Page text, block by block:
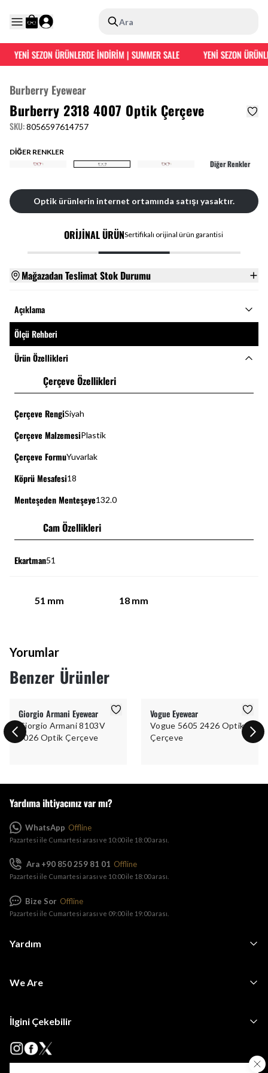
Ara
YENİ SEZON ÜRÜNLERDE İNDİRİM | SUMMER SALE YENİ SEZON
Burberry Eyewear
Burberry 2318 4007 Optik Çerçeve
SKU:8056597614757
DİĞER RENKLER
Diğer Renkler
Optik ürünlerin internet ortamında satışı yasaktır.
ORİJİNAL ÜRÜNSertifikalı orijinal ürün garantisi
Mağazadan Teslimat Stok Durumu
Açıklama
Ölçü Rehberi
Ürün Özellikleri
Çerçeve Özellikleri
Çerçeve RengiSiyah
Çerçeve MalzemesiPlastik
Çerçeve FormuYuvarlak
Köprü Mesafesi18
Menteşeden Menteşeye132.0
Cam Özellikleri
Ekartman51
51 mm 18 mm
Yorumlar
Benzer Ürünler
Giorgio Armani Eyewear
Giorgio Armani 8103V
5026 Optik Çerçeve
Vogue Eyewear
Vogue 5605 2426 Optik
Çerçeve
Yardım
We Are
İlgini Çekebilir
Yardıma ihtiyacınız var mı?
WhatsApp Offline
Pazartesi ile Cumartesi arası ve 10:00 ile 18:00 arası.
Ara +90 850 259 81 01 Offline
Pazartesi ile Cumartesi arası ve 10:00 ile 18:00 arası.
Bize Sor Offline
Pazartesi ile Cumartesi arası ve 09:00 ile 19:00 arası.